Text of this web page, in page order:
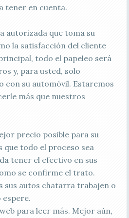
tener en cuenta.
autorizada que toma su
la satisfacción del cliente
todo el papeleo será
y, para usted, solo
con su automóvil. Estaremos
más que nuestros
precio posible para su
que todo el proceso sea
tener el efectivo en sus
se confirme el trato.
sus autos chatarra trabajen o
espere.
para leer más. Mejor aún,